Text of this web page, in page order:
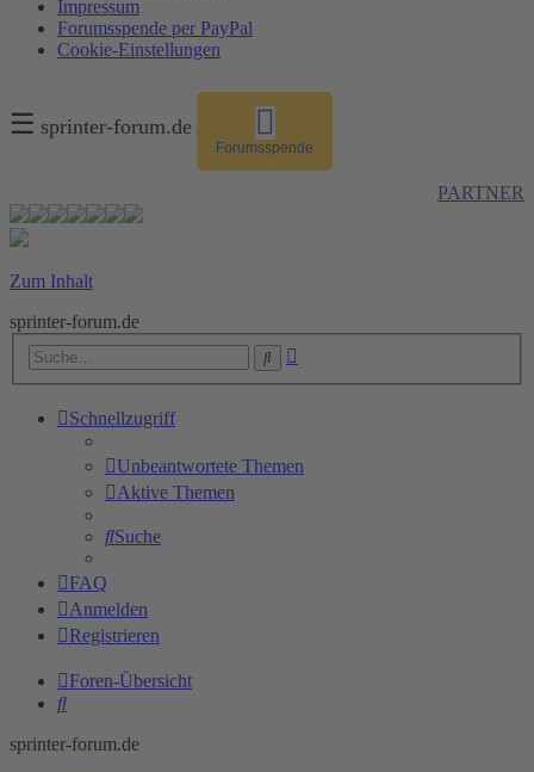
Impressum
Forumsspende per PayPal
Cookie-Einstellungen
☰ sprinter-forum.de
Forumsspende
PARTNER
Zum Inhalt
sprinter-forum.de
Suche
Schnellzugriff
Unbeantwortete Themen
Aktive Themen
Suche
FAQ
Anmelden
Registrieren
Foren-Übersicht
Suche
sprinter-forum.de